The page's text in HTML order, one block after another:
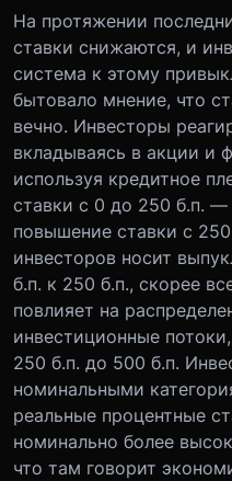
На протяжении
ставки снижаются, и
система к этому
бытовало мнение, что
вечно. Инвесторы
вкладываясь в акции и
используя кредитное
ставки с 0 до 250 б.п.
повышение ставки с
инвесторов носит
б.п. к 250 б.п., скорее
повлияет на
инвестиционные
250 б.п. до 500 б.п.
номинальными
реальные процентные
номинально более
что там говорит